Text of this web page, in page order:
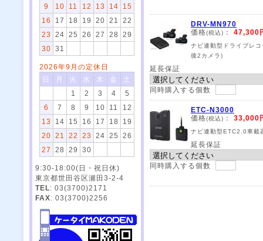
9
10 11 12 13 14
15
16
17 18 19 20 21
22
23
24 25 26 27 28
29
30
31
2026年9月の定休日
日
月 火 水 木 金
土
1
2 3 4
5
6
7 8 9 10 11
12
13
14 15 16 17 18
19
20
21 22 23 24 25
26
27
28 29 30
9:30-18:00(日・祝日休)
東京都世田谷区瀬田3-2-4
TEL: 03(3700)2171
FAX: 03(3700)2256
DRV-MN970
価格(税込) ： 47,300
ナビ連動型ドライブレ
後2カメラ)
延長保証
同時購入する個数
ETC-N3000
価格(税込) ： 33,000
ナビ連動型ETC2.0車載
延長保証
同時購入する個数